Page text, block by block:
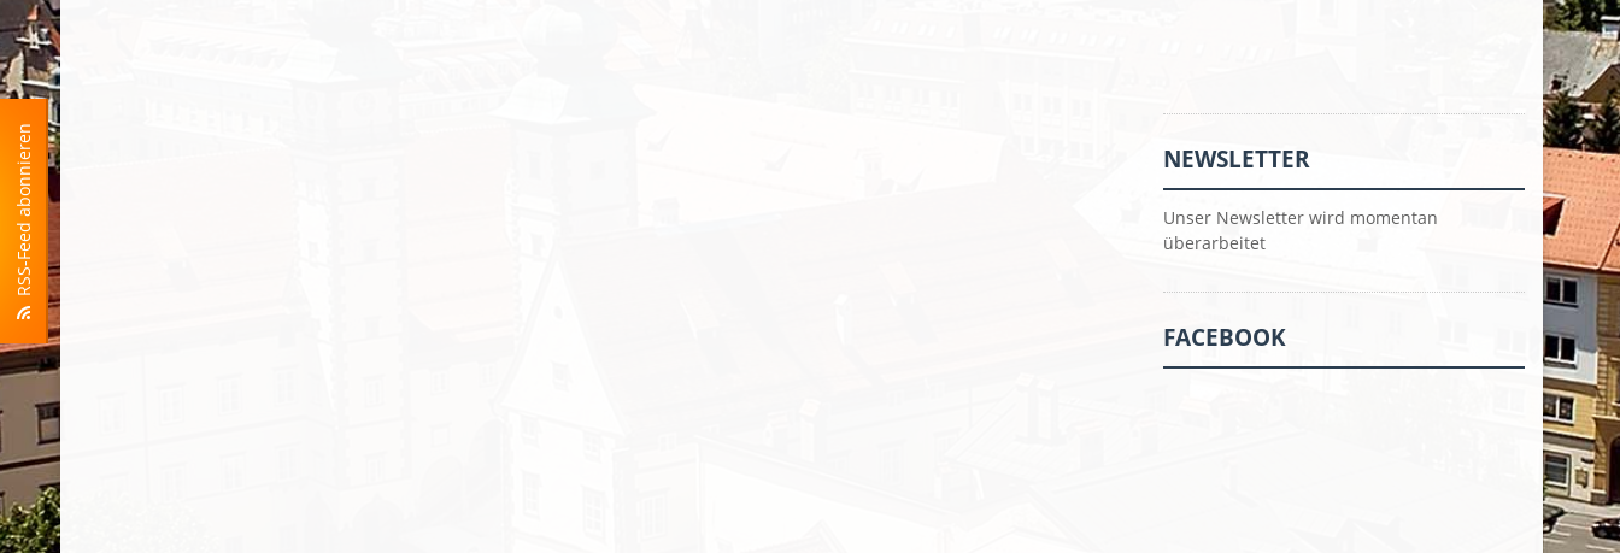
RSS-Feed abonnieren NEWSLETTER
Unser Newsletter wird momentan
überarbeitet
FACEBOOK